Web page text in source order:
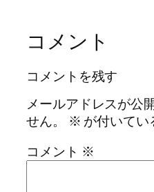
コメント
コメントを残す
メールアドレスが公
せん。
※ が付いてい
コメント ※